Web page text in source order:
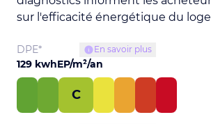
sur l'efficacité énergétique du
DPE* En savoir plus
129 kwhEP/m²/an
C